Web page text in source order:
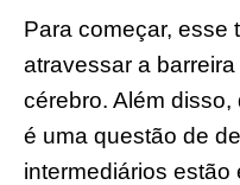
Para começar, esse
atravessar a
cérebro. Além
é uma questão de
intermediários